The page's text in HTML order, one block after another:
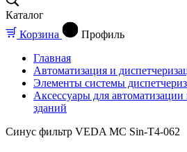
Каталог
Корзина
Профиль
Главная
Автоматизация и
Элементы системы
Аксессуары для
зданий
Синус фильтр VEDA MC Sin-T4-062